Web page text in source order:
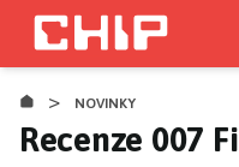
Přejít
hlavnímu
obsahu
> NOVINKY
Recenze 007